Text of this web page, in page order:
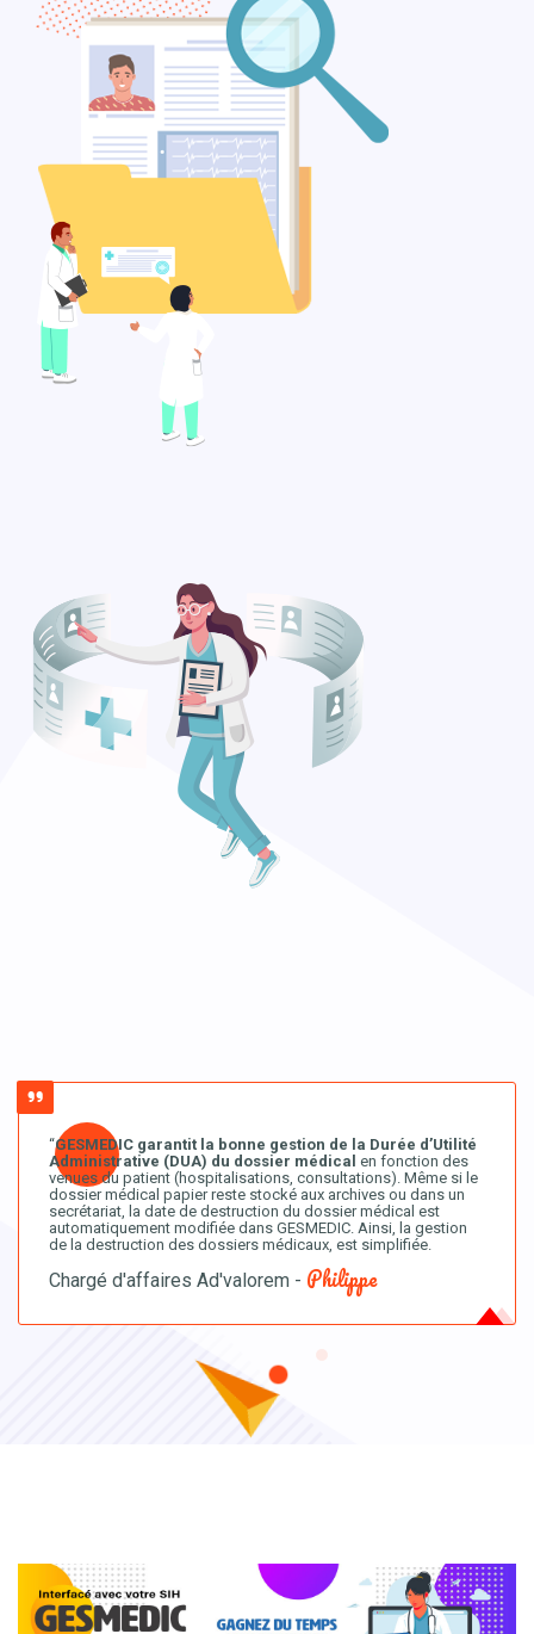
“GESMEDIC garantit la bonne gestion de la Durée d’Utilité
Administrative (DUA) du dossier médical en fonction des
venues du patient (hospitalisations, consultations). Même si le
dossier médical papier reste stocké aux archives ou dans un
secrétariat, la date de destruction du dossier médical est
automatiquement modifiée dans GESMEDIC. Ainsi, la gestion
de la destruction des dossiers médicaux, est simplifiée.
Chargé d'affaires Ad'valorem - Philippe